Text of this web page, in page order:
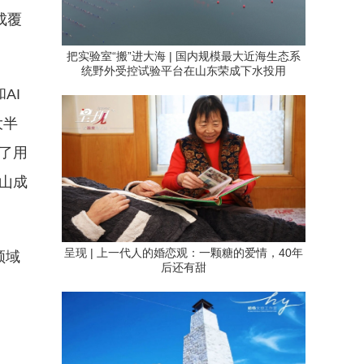
覆
AI
半
用
成
域
把实验室“搬”进大海 | 国内规模最大近海生态系
统野外受控试验平台在山东荣成下水投用
呈现 | 上一代人的婚恋观：一颗糖的爱情，40年
后还有甜